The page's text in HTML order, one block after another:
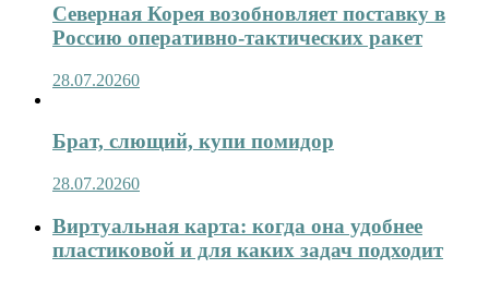
Северная Корея возобновляет поставку в
Россию оперативно-тактических ракет
28.07.20260
Брат, слющий, купи помидор
28.07.20260
Виртуальная карта: когда она удобнее
пластиковой и для каких задач подходит